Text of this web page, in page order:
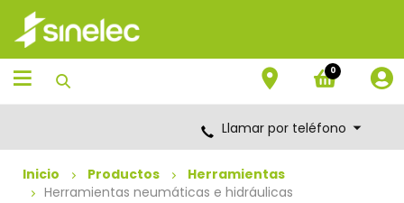
Saltar
contenido
Saltar
menú
de
navegación
0
Llamar por teléfono
Inicio Productos
Herramientas
Herramientas neumáticas e hidráulicas